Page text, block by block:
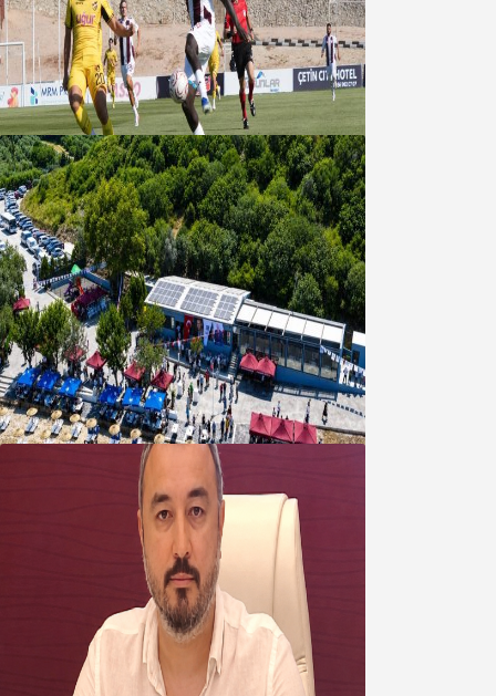
Bandırmaspor’dan 3 gollü başlangıç
08 Ağustos 2026
Bandırma Belediyesinden
Şirinçavuş’a hayat veren tesis
08 Ağustos 2026
Oğuzbeyi’nden Balıkesirspor
yönetimine cevap : Herkes kendine